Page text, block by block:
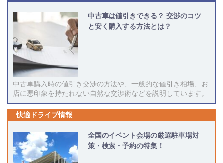
中古車は値引きできる？ 交渉のコツ
と安く購入する方法とは？
中古車購入時の値引き交渉の方法や、一般的な値引き相場、お
店に悪印象を持たれない自然な交渉術などを説明しています。
快適ドライブ情報
全国のイベント会場の厳選駐車場対
策・検索・予約の特集！